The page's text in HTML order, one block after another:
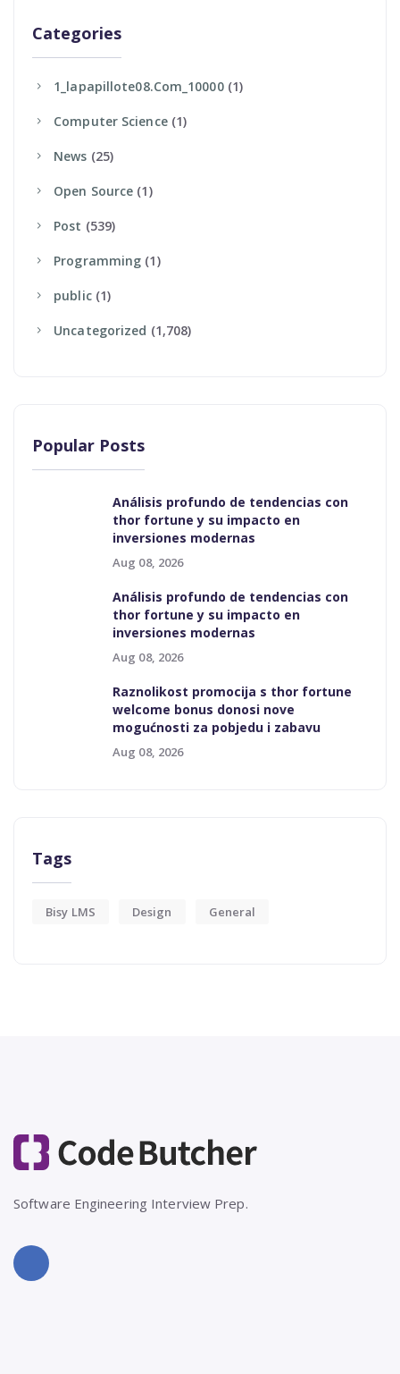
Categories
1_lapapillote08.com_10000(1)
Computer Science(1)
News (25)
Open Source (1)
Post (539)
Programming (1)
Public(1)
Uncategorized (1,708)
Popular Posts
Análisis profundo de tendencias con
thor fortune y su impacto en
inversiones modernas
Aug 08, 2026
Análisis profundo de tendencias con
thor fortune y su impacto en
inversiones modernas
Aug 08, 2026
Raznolikost promocija s thor fortune
welcome bonus donosi nove
mogućnosti za pobjedu i zabavu
Aug 08, 2026
Tags
Bisy LMS Design General
Software Engineering Interview Prep.